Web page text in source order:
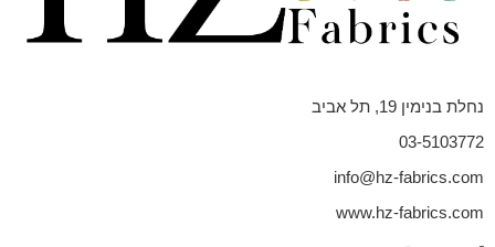
נחלת בנימין 19, תל אביב
03-5103772
info@hz-fabrics.com
www.hz-fabrics.com